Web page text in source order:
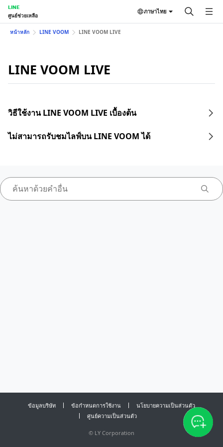
LINE
ศูนย์ช่วยเหลือ
ภาษาไทย
หน้าหลัก LINE VOOM LINE VOOM LIVE
LINE VOOM LIVE
วิธีใช้งาน LINE VOOM LIVE เบื้องต้น
ไม่สามารถรับชมไลฟ์บน LINE VOOM ได้
ข้อมูลบริษัท ข้อกำหนดการใช้งาน
นโยบายความเป็นส่วนตัว
ศูนย์ความเป็นส่วนตัว
© LY Corporation